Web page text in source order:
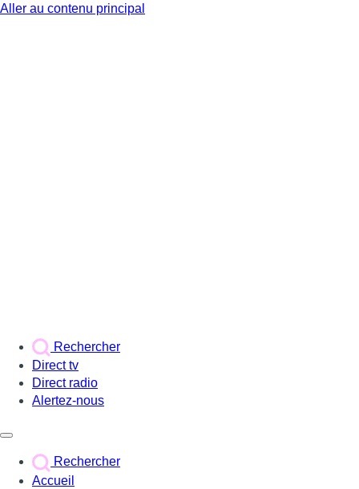
Aller au contenu principal
Rechercher
Direct tv
Direct radio
Alertez-nous
Rechercher
Accueil